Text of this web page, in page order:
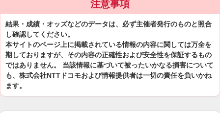
注意事項
結果・成績・オッズなどのデータは、必ず主催者発行のものと照合
し確認してください。
本サイトのページ上に掲載されている情報の内容に関しては万全を
期しておりますが、その内容の正確性および安全性を保証するもの
ではありません。 当該情報に基づいて被ったいかなる損害について
も、株式会社NTTドコモおよび情報提供者は一切の責任を負いかね
ます。